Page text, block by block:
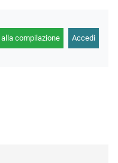
alla compilazione Accedi